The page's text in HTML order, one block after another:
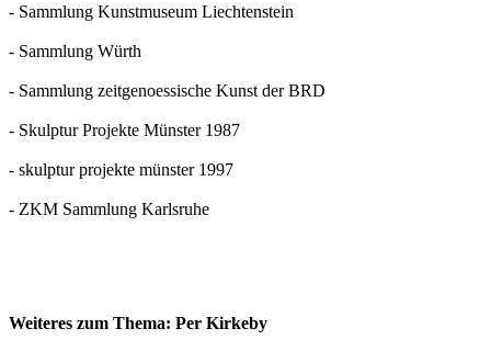
- Sammlung Kunstmuseum Liechtenstein
- Sammlung Würth
- Sammlung zeitgenoessische Kunst der BRD
- Skulptur Projekte Münster 1987
- skulptur projekte münster 1997
- ZKM Sammlung Karlsruhe
Weiteres zum Thema: Per Kirkeby